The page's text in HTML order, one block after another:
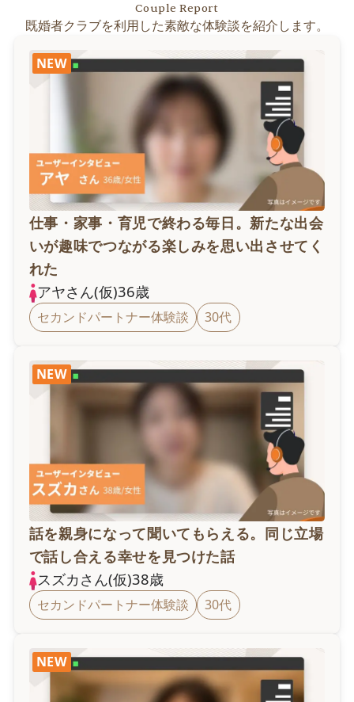
Couple Report
既婚者クラブを利用した素敵な体験談を紹介します。
仕事・家事・育児で終わる毎日。新たな出会
いが趣味でつながる楽しみを思い出させてく
れた
アヤさん(仮)36歳
セカンドパートナー体験談 30代
NEW
話を親身になって聞いてもらえる。同じ立場
で話し合える幸せを見つけた話
スズカさん(仮)38歳
セカンドパートナー体験談 30代
NEW
NEW